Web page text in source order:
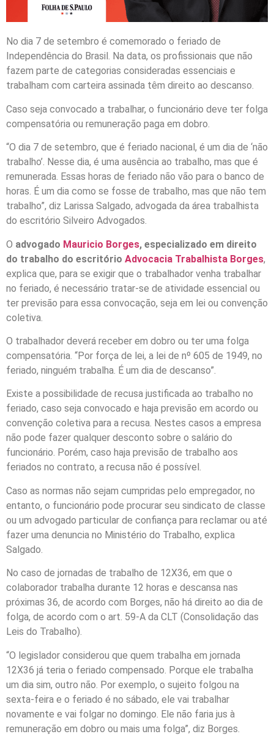
No dia 7 de setembro é comemorado o feriado de
Independência do Brasil. Na data, os profissionais que não
fazem parte de categorias consideradas essenciais e
trabalham com carteira assinada têm direito ao descanso.
Caso seja convocado a trabalhar, o funcionário deve ter folga
compensatória ou remuneração paga em dobro.
“O dia 7 de setembro, que é feriado nacional, é um dia de ‘não
trabalho’. Nesse dia, é uma ausência ao trabalho, mas que é
remunerada. Essas horas de feriado não vão para o banco de
horas. É um dia como se fosse de trabalho, mas que não tem
trabalho”, diz Larissa Salgado, advogada da área trabalhista
do escritório Silveiro Advogados.
O advogado Mauricio Borges, especializado em direito
do trabalho do escritório Advocacia Trabalhista Borges,
explica que, para se exigir que o trabalhador venha trabalhar
no feriado, é necessário tratar-se de atividade essencial ou
ter previsão para essa convocação, seja em lei ou convenção
coletiva.
O trabalhador deverá receber em dobro ou ter uma folga
compensatória. “Por força de lei, a lei de nº 605 de 1949, no
feriado, ninguém trabalha. É um dia de descanso”.
Existe a possibilidade de recusa justificada ao trabalho no
feriado, caso seja convocado e haja previsão em acordo ou
convenção coletiva para a recusa. Nestes casos a empresa
não pode fazer qualquer desconto sobre o salário do
funcionário. Porém, caso haja previsão de trabalho aos
feriados no contrato, a recusa não é possível.
Caso as normas não sejam cumpridas pelo empregador, no
entanto, o funcionário pode procurar seu sindicato de classe
ou um advogado particular de confiança para reclamar ou até
fazer uma denuncia no Ministério do Trabalho, explica
Salgado.
No caso de jornadas de trabalho de 12X36, em que o
colaborador trabalha durante 12 horas e descansa nas
próximas 36, de acordo com Borges, não há direito ao dia de
folga, de acordo com o art. 59-A da CLT (Consolidação das
Leis do Trabalho).
“O legislador considerou que quem trabalha em jornada
12X36 já teria o feriado compensado. Porque ele trabalha
um dia sim, outro não. Por exemplo, o sujeito folgou na
sexta-feira e o feriado é no sábado, ele vai trabalhar
novamente e vai folgar no domingo. Ele não faria jus à
remuneração em dobro ou mais uma folga”, diz Borges.